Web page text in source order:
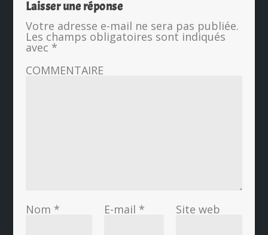
Laisser une réponse
Votre adresse e-mail ne sera pas publiée.
Les champs obligatoires sont indiqués
avec *
COMMENTAIRE
Nom * E-mail * Site web